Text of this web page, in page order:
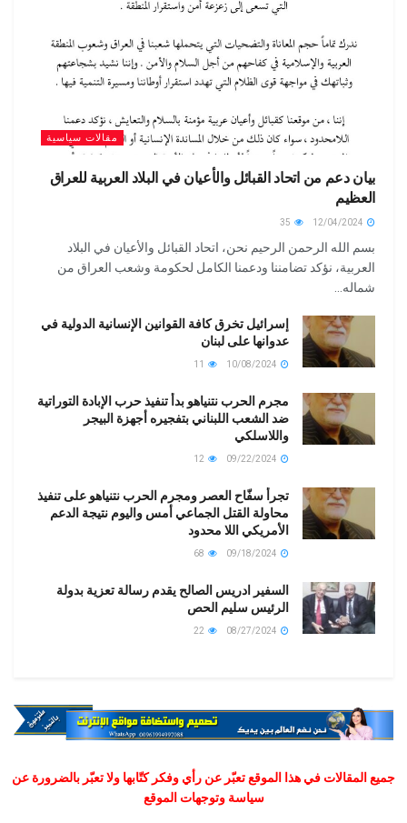
مقالات سياسية
بيان دعم من اتحاد القبائل والأعيان في البلاد العربية للعراق
العظيم
بسم الله الرحمن الرحيم نحن، اتحاد القبائل والأعيان في البلاد
العربية، نؤكد تضامننا ودعمنا الكامل لحكومة وشعب العراق من
شماله...
إسرائيل تخرق كافة القوانين الإنسانية الدولية في
عدوانها على لبنان
مجرم الحرب نتنياهو بدأ تنفيذ حرب الإبادة التوراتية
ضد الشعب اللبناني بتفجيره أجهزة البيجر
واللاسلكي
تجرأ سفّاح العصر ومجرم الحرب نتنياهو على تنفيذ
محاولة القتل الجماعي أمس واليوم نتيجة الدعم
الأمريكي اللا محدود
السفير ادريس الصالح يقدم رسالة تعزية بدولة
الرئيس سليم الحص
جميع المقالات في هذا الموقع تعبّر عن رأي وفكر كتّابها ولا تعبّر بالضرورة عن
سياسة وتوجهات الموقع